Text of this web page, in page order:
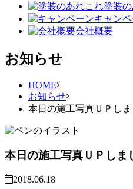
塗装
キャン
会社概要
お知らせ
HOME
お知らせ
本日の施工写真ＵＰしま
本日の施工写真ＵＰしま
2018.06.18